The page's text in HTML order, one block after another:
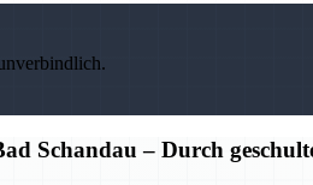
Schandau – Durch